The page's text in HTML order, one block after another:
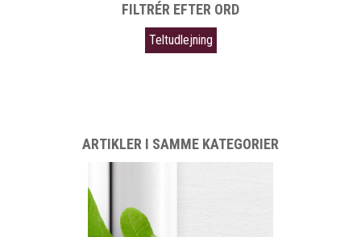
FILTRÉR EFTER ORD
Teltudlejning
ARTIKLER I SAMME KATEGORIER